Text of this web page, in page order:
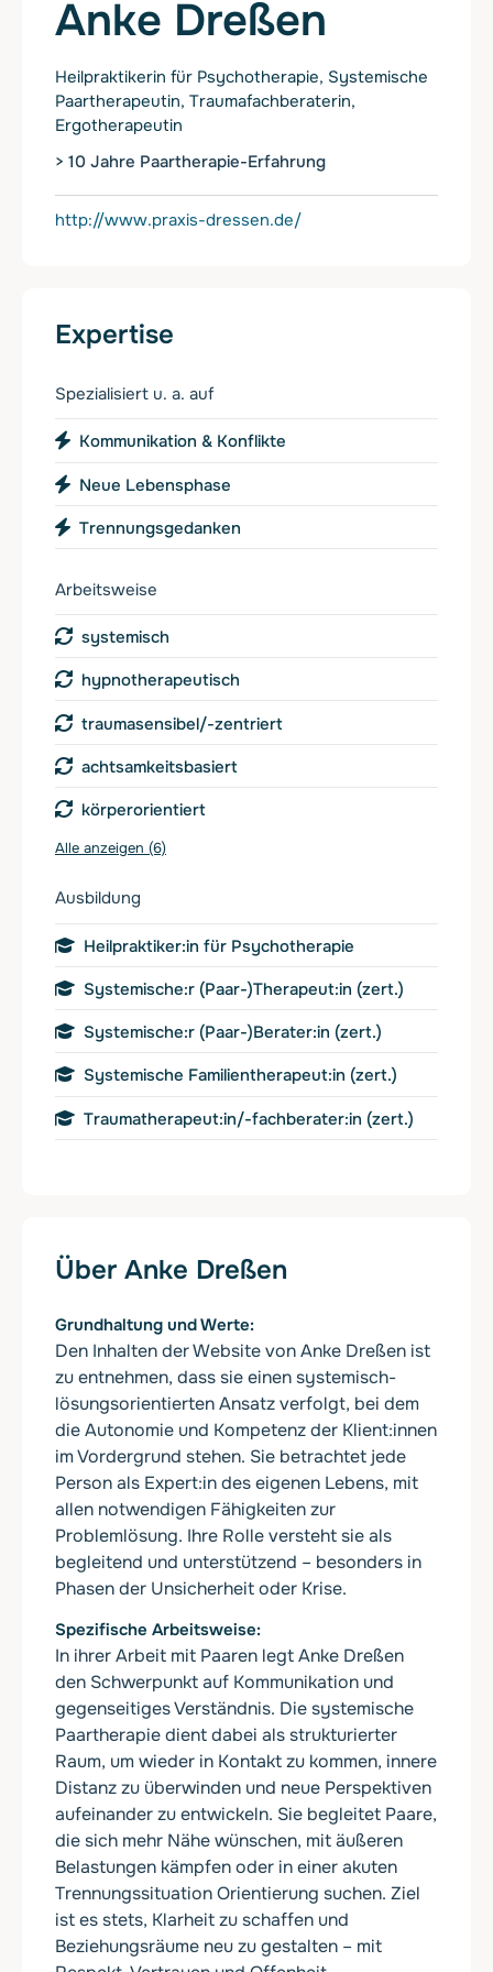
Anke Dreßen
Heilpraktikerin für Psychotherapie, Systemische
Paartherapeutin, Traumafachberaterin,
Ergotherapeutin
> 10 Jahre Paartherapie-Erfahrung
http://www.praxis-dressen.de/
Expertise
Spezialisiert u. a. auf
Kommunikation & Konflikte
Neue Lebensphase
Trennungsgedanken
Arbeitsweise
systemisch
hypnotherapeutisch
traumasensibel/-zentriert
achtsamkeitsbasiert
körperorientiert
Alle anzeigen (6)
Ausbildung
Heilpraktiker:in für Psychotherapie
Systemische:r (Paar-)Therapeut:in (zert.)
Systemische:r (Paar-)Berater:in (zert.)
Systemische Familientherapeut:in (zert.)
Traumatherapeut:in/-fachberater:in (zert.)
Über Anke Dreßen
Grundhaltung und Werte
Den Inhalten der Website von Anke Dreßen ist
zu entnehmen, dass sie einen systemisch-
lösungsorientierten Ansatz verfolgt, bei dem
die Autonomie und Kompetenz der Klient:innen
im Vordergrund stehen. Sie betrachtet jede
Person als Expert:in des eigenen Lebens, mit
allen notwendigen Fähigkeiten zur
Problemlösung. Ihre Rolle versteht sie als
begleitend und unterstützend – besonders in
Phasen der Unsicherheit oder Krise.
Spezifische Arbeitsweise
In ihrer Arbeit mit Paaren legt Anke Dreßen
den Schwerpunkt auf Kommunikation und
gegenseitiges Verständnis. Die systemische
Paartherapie dient dabei als strukturierter
Raum, um wieder in Kontakt zu kommen, innere
Distanz zu überwinden und neue Perspektiven
aufeinander zu entwickeln. Sie begleitet Paare,
die sich mehr Nähe wünschen, mit äußeren
Belastungen kämpfen oder in einer akuten
Trennungssituation Orientierung suchen. Ziel
ist es stets, Klarheit zu schaffen und
Beziehungsräume neu zu gestalten – mit